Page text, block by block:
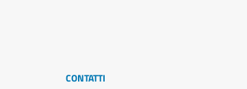
CONTATTI